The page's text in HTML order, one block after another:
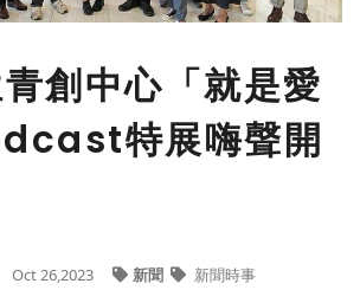
創中心「就是愛
特展嗨聲開
Oct 26,2023 新聞 新聞時事